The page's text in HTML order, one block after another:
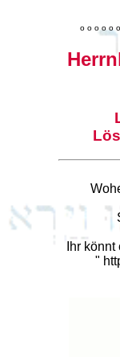
o o o o o o
Ihr
"